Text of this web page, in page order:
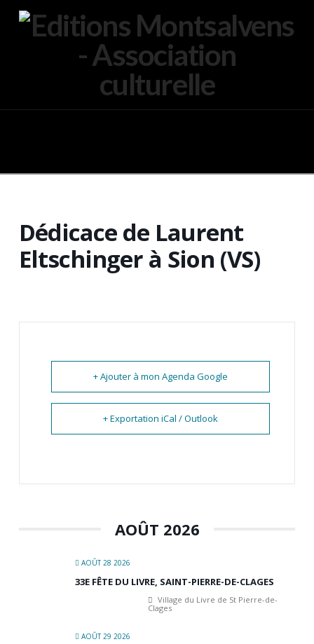
Dédicace de Laurent
Eltschinger à Sion (VS)
+ Ajouter à mon Agenda Google
+ Exportation iCal / Outlook
AOÛT 2026
AOÛT 28 2026
33E FÊTE DU LIVRE, SAINT-PIERRE-DE-CLAGES
Village du Livre de St Pierre-de-
Clages
AOÛT 29 2026